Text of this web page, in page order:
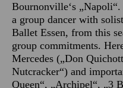
Bournonville‘s „Napoli“.
a group dancer with
Ballet Essen, from this
group commitments.
Mercedes („Don
Nutcracker“) and
Queen“, „Archipel“, „3